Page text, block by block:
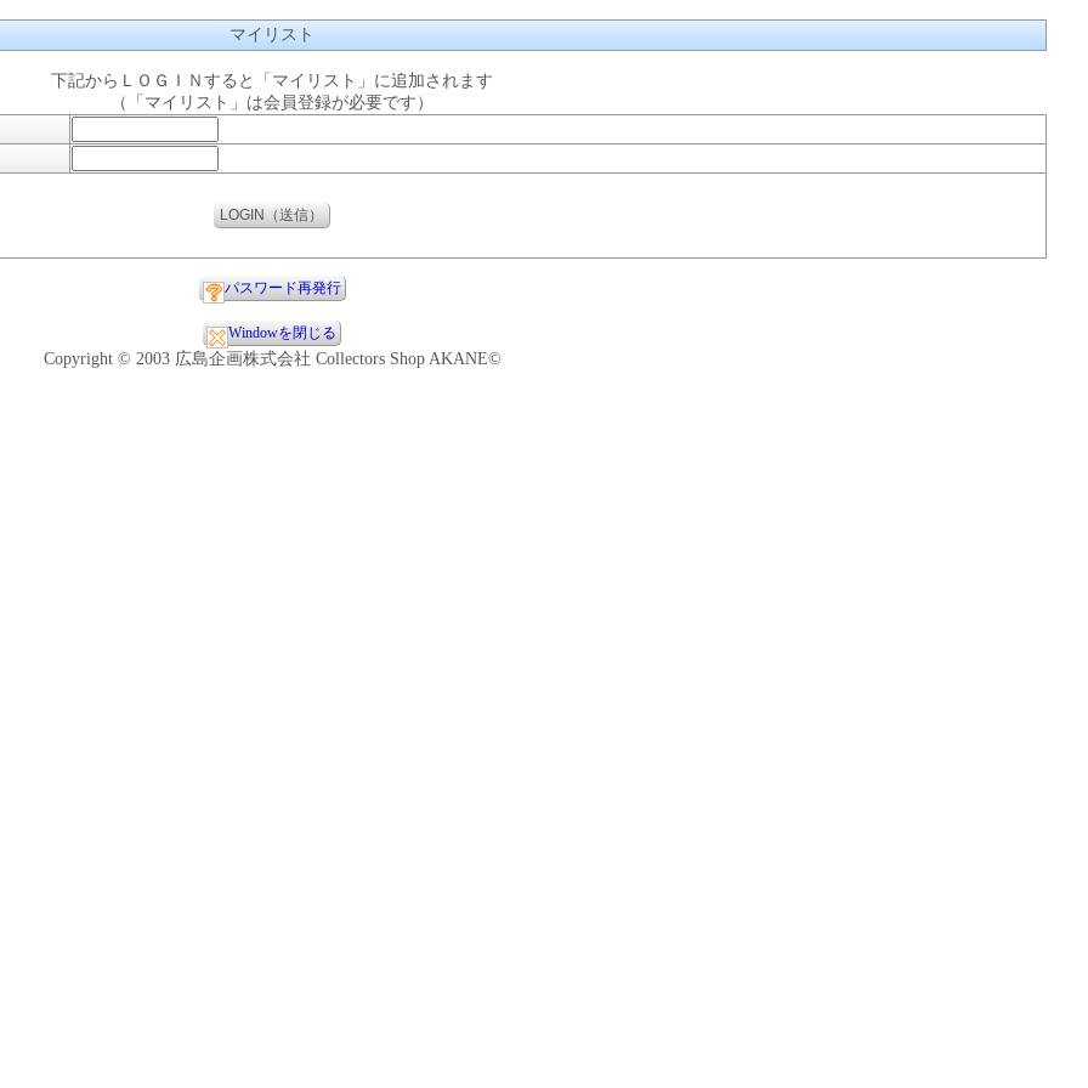
マイリスト
下記からＬＯＧＩＮすると「マイリスト」に追加されます
（「マイリスト」は会員登録が必要です）
パスワード再発行
Windowを閉じる
Copyright © 2003 広島企画株式会社 Collectors Shop AKANE©